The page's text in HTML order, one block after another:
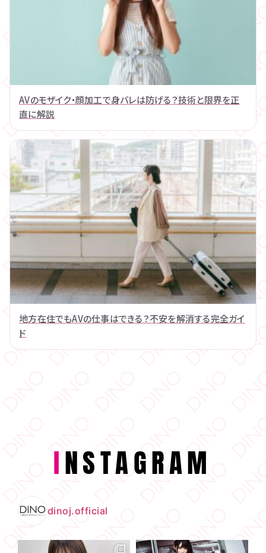
AVのモザイク・顔加工で身バレは防げる？技術と限界を正
直に解説
地方在住でもAVの仕事はできる？不安を解消する完全ガイ
ド
INSTAGRAM
dinoj.official